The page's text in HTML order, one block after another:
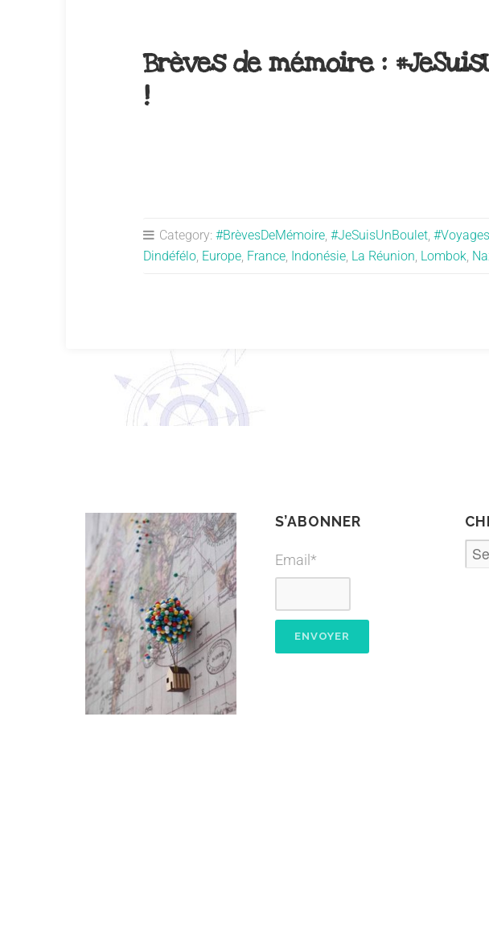
Brèves de mémoire :
!
Category: #BrèvesDeMémoire, #JeSuisUnBoulet,
Dindéfélo, Europe, France, Indonésie, La Réunion, Lombok,
S’ABONNER
Email*